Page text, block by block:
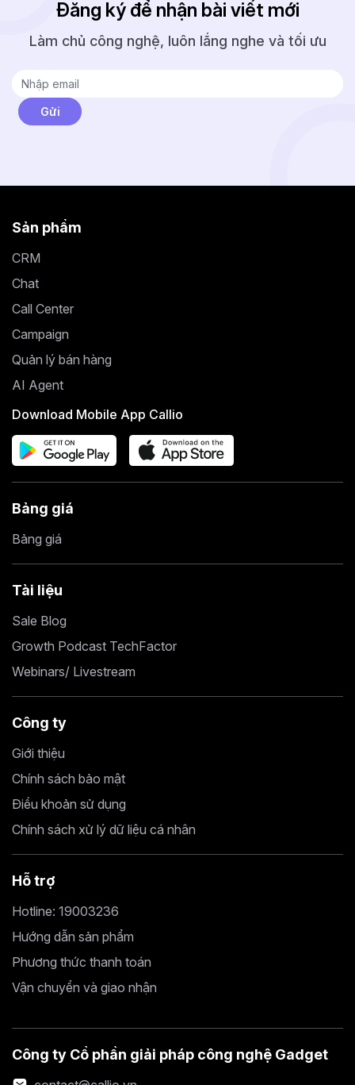
Đăng ký để nhận bài viết mới
Làm chủ công nghệ, luôn lắng nghe và tối ưu
Sản phẩm
CRM
Chat
Call Center
Campaign
Quản lý bán hàng
AI Agent
Download Mobile App Callio
Bảng giá
Bảng giá
Tài liệu
Sale Blog
Growth Podcast TechFactor
Webinars/ Livestream
Công ty
Giới thiệu
Chính sách bảo mật
Điều khoản sử dụng
Chính sách xử lý dữ liệu cá nhân
Hỗ trợ
Hotline: 19003236
Hướng dẫn sản phẩm
Phương thức thanh toán
Vận chuyển và giao nhận
Công ty Cổ phần giải pháp công nghệ Gadget